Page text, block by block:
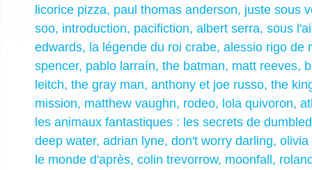
licorice pizza, paul thomas anderson, juste sous
soo, introduction, pacifiction, albert serra, sous
edwards, la légende du roi crabe, alessio rigo de
spencer, pablo larraín, the batman, matt reeves,
leitch, the gray man, anthony et joe russo, the
mission, matthew vaughn, rodeo, lola quivoron,
les animaux fantastiques : les secrets de
deep water, adrian lyne, don't worry darling, olivia
le monde d'après, colin trevorrow, moonfall,